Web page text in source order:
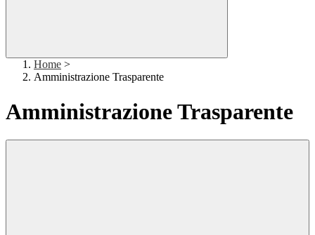
Home >
Amministrazione Trasparente
Amministrazione Trasparente